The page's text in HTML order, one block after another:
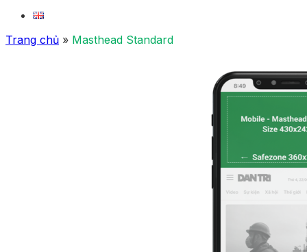
Trang chủ » Masthead Standard